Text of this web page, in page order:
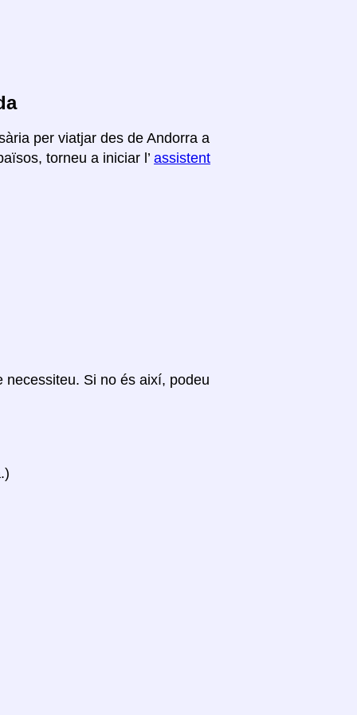
per viatjar des de Andorra a
torneu a iniciar l’ assistent
Si no és així, podeu